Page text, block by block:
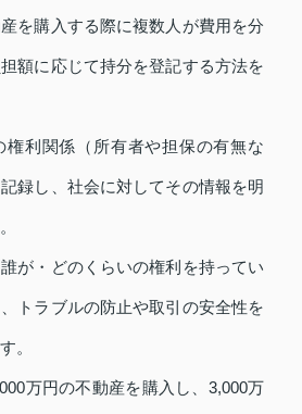
を購入する際に複数人が費用を分
額に応じて持分を登記する方法を
権利関係（所有者や担保の有無な
録し、社会に対してその情報を明
が・どのくらいの権利を持ってい
トラブルの防止や取引の安全性を
。
万円の不動産を購入し、3,000万